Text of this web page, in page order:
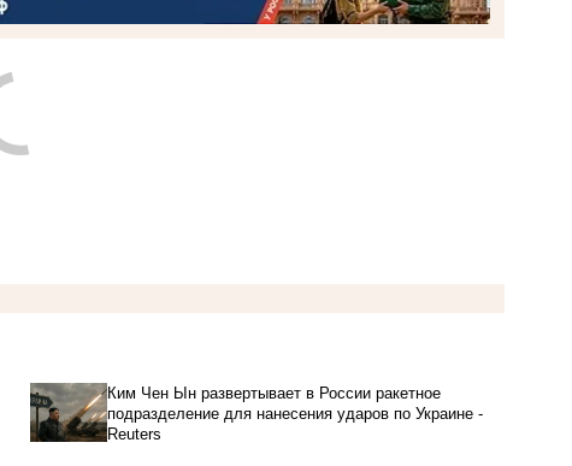
Ким Чен Ын развертывает в России ракетное
подразделение для нанесения ударов по Украине -
Reuters